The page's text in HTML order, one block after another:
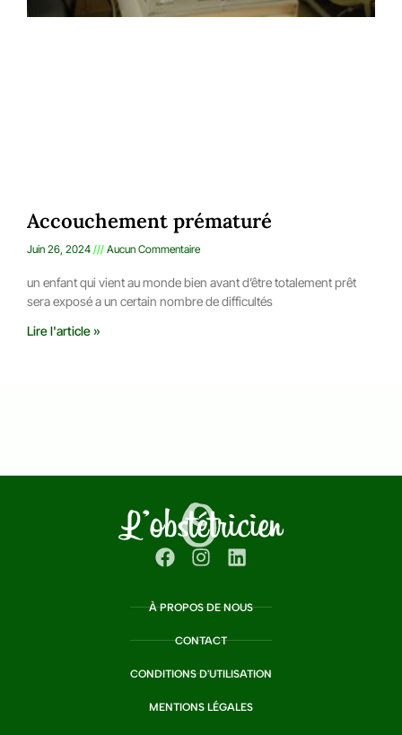
Accouchement prématuré
Juin 26, 2024 Aucun Commentaire
un enfant qui vient au monde bien avant d’être totalement prêt
sera exposé a un certain nombre de difficultés
Lire l'article »
À PROPOS DE NOUS
CONTACT
CONDITIONS D'UTILISATION
MENTIONS LÉGALES